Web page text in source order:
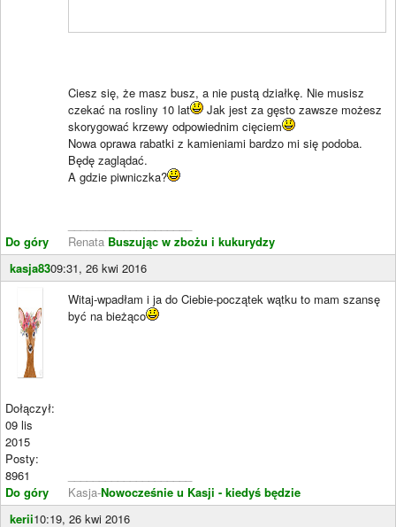
Do góry
Ciesz się, że masz busz, a nie pustą działkę. Nie musisz
czekać na rosliny 10 lat
Jak jest za gęsto zawsze możesz
skorygować krzewy odpowiednim cięciem
Nowa oprawa rabatki z kamieniami bardzo mi się podoba.
Będę zaglądać.
A gdzie piwniczka?
Renata Buszując w zbożu i kukurydzy
kasja8309:31, 26 kwi 2016
Dołączył:
09 lis
2015
Posty:
8961
Do góry
Witaj-wpadłam i ja do Ciebie-początek wątku to mam szansę
być na bieżąco
Kasja-Nowocześnie u Kasji - kiedyś będzie
kerii10:19, 26 kwi 2016